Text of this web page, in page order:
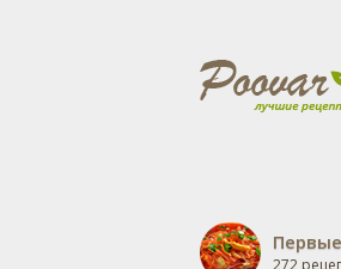
272